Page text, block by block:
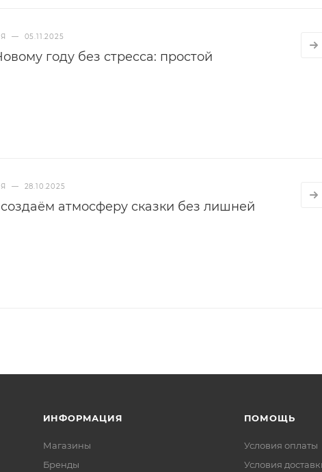
— 05.11.2025
году без стресса: простой
— 28.10.2025
атмосферу сказки без лишней
ИНФОРМАЦИЯ
Магазины
Бренды
ПОМОЩЬ
Условия оплаты
Условия